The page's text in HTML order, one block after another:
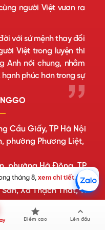
Điểm cao Lên đầu
tháng 8, xem chi tiết.
người Việt vươn ra
với sứ mệnh thay đổi
Việt trong luyện thi
Anh nói chung, nhằm
phúc hơn trong sự
Cầu Giấy, TP Hà Nội
phường Phương Liệt,
phường Hà Đông, TP
Xã Thạch Thất, TP
Quốc, Xã Quốc Oai,